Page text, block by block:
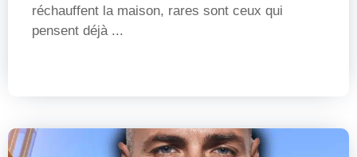
réchauffent la maison, rares sont ceux qui
pensent déjà ...